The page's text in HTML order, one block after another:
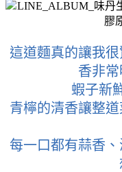
這道麵真的讓我
香非
蝦子新
青檸的清香讓整
每一口都有蒜香